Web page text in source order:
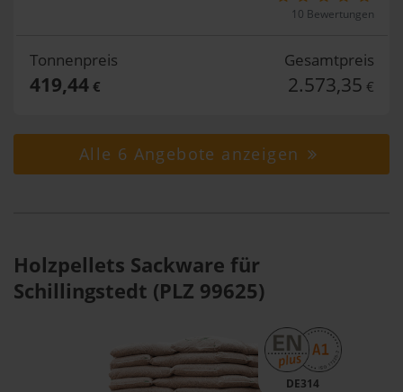
10 Bewertungen
Tonnenpreis
419,44€
Gesamtpreis
2.573,35 €
Alle 6 Angebote anzeigen
Holzpellets Sackware für
Schillingstedt (PLZ 99625)
DE314